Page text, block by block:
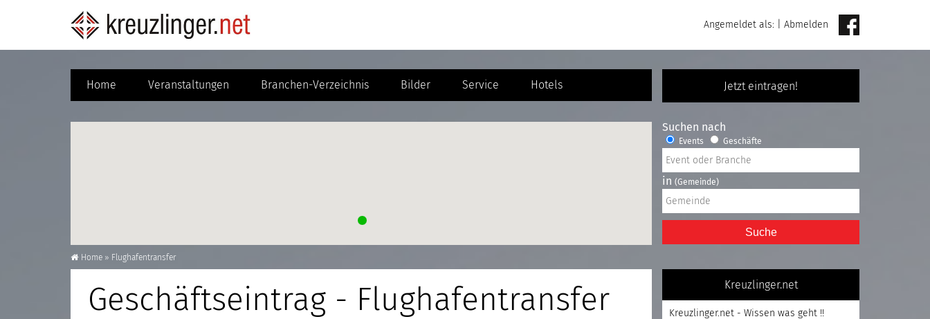
Angemeldet als: Abmelden
Jetzt eintragen!
Home Veranstaltungen Branchen-Verzeichnis Bilder Service Hotels
Home » Flughafentransfer
Geschäftseintrag - Flughafentransfer
Suchen nach
Events Geschäfte
in (Gemeinde)
Suche
Kreuzlinger.net
Kreuzlinger.net - Wissen was geht !!